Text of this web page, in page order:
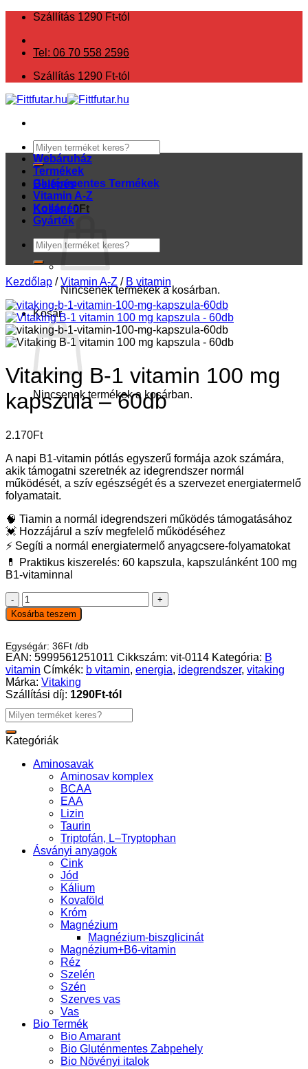
Skip
content
Szállítás 1290 Ft-tól
Tel: 06 70 558 2596
Szállítás 1290 Ft-tól
Keresés
a
következőre:
Belépés
Kosár /0Ft
Nincsenek termékek a kosárban.
Kosár
Nincsenek termékek a kosárban.
Webáruház
Termékek
Gluténmentes Termékek
Vitamin A-Z
Kollagén
Gyártók
Keresés
a
következőre:
Kezdőlap / Vitamin A-Z / B vitamin
Vitaking B-1 vitamin 100 mg
kapszula – 60db
2.170Ft
A napi B1-vitamin pótlás egyszerű formája azok számára,
akik támogatni szeretnék az idegrendszer normál
működését, a szív egészségét és a szervezet energiatermelő
folyamatait.
🧠 Tiamin a normál idegrendszeri működés támogatásához
💓 Hozzájárul a szív megfelelő működéséhez
⚡ Segíti a normál energiatermelő anyagcsere-folyamatokat
💊 Praktikus kiszerelés: 60 kapszula, kapszulánként 100 mg
B1-vitaminnal
Vitaking
B-
1
100
mg
kapszula
-
60db
mennyiség
Kosárba teszem
Egységár: 36Ft /db
EAN: 5999561251011 Cikkszám: vit-0114 Kategória: B
vitamin Címkék: b vitamin, energia, idegrendszer, vitaking
Márka: Vitaking
Szállítási díj: 1290Ft-tól
Keresés
a
következőre:
Kategóriák
Aminosavak
Aminosav komplex
BCAA
EAA
Lizin
Taurin
Triptofán, L–Tryptophan
Ásványi anyagok
Cink
Jód
Kálium
Kovaföld
Króm
Magnézium
Magnézium-biszglicinát
Magnézium+B6-vitamin
Réz
Szelén
Szén
Szerves vas
Vas
Bio Termék
Bio Amarant
Bio Gluténmentes Zabpehely
Bio Növényi italok